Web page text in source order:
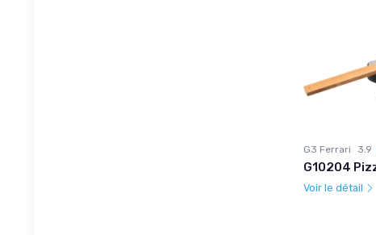
G3 Ferrari 3.9
G10204
Voir le détail